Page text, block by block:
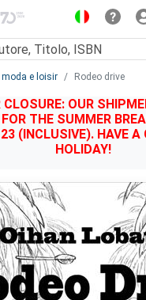
e loisir Rodeo drive
CLOSURE: OUR
THE SUMMER
(INCLUSIVE). HAVE A
HOLIDAY!